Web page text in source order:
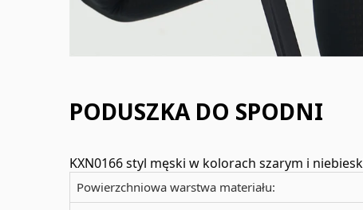
PODUSZKA DO SPODNI
KXN0166 styl męski w kolorach szarym i
Powierzchniowa warstwa materiału: